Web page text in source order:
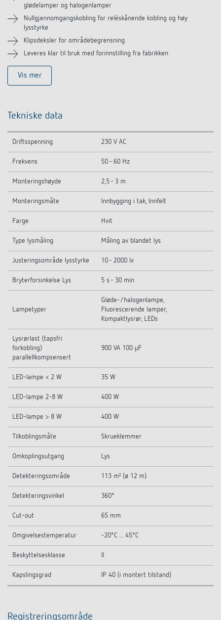
glødelamper og halogenlamper
Nullgjennomgangskobling for reléskånende kobling og høy
lysstyrke
Klipsdeksler for områdebegrensning
Leveres klar til bruk med forinnstilling fra fabrikken
Vis mer
Tekniske data
Driftsspenning 230 V AC
Frekvens 50 - 60 Hz
Monteringshøyde 2,5 - 3 m
Monteringsmåte Innbygging i tak, Innfelt
Farge Hvit
Type lysmåling Måling av blandet lys
Justeringsområde lysstyrke 10 - 2000 lx
Bryterforsinkelse Lys 5 s - 30 min
Lampetyper
Gløde-/halogenlampe,
Fluorescerende lamper,
Kompaktlysrør, LEDs
Lysrørlast (tapsfri
forkobling)
parallellkompsensert
900 VA 100 µF
LED-lampe < 2 W 35 W
LED-lampe 2-8 W 400 W
LED-lampe > 8 W 400 W
Tilkoblingsmåte Skrueklemmer
Omkoplingsutgang Lys
Detekteringsområde 113 m² (ø 12 m)
Detekteringsvinkel 360°
Cut-out 65 mm
Omgivelsestemperatur -20°C ... 45°C
Beskyttelsesklasse
Kapslingsgrad IP 40 (i montert tilstand)
Registreringsområde